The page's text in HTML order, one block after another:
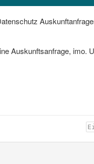
Auskunftsanfrage, imo.